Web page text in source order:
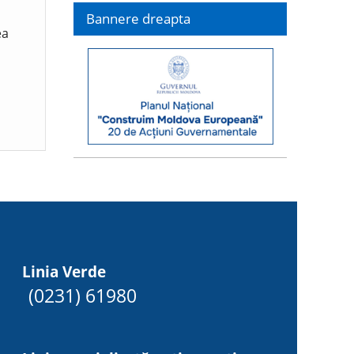
Bannere dreapta
Linia Verde
(0231) 61980